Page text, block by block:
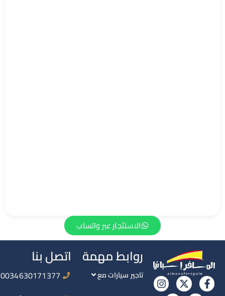
الاستئجار عبر واتساب
روابط مهمة
تاجير سيارات مع
اتصل بنا
0034630171377